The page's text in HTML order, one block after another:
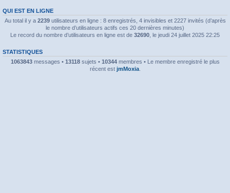
QUI EST EN LIGNE
Au total il y a 2239utilisateurs en ligne : 8 enregistrés, 4 invisibles et 2227 invités (d’après
le nombre d’utilisateurs actifs ces 20 dernières minutes)
Le record du nombre d’utilisateurs en ligne est de 32690 , le jeudi 24 juillet 2025 22:25
STATISTIQUES
1063843messages • 13118sujets • 10344membres • Le membre enregistré le plus
récent est jmMoxia.